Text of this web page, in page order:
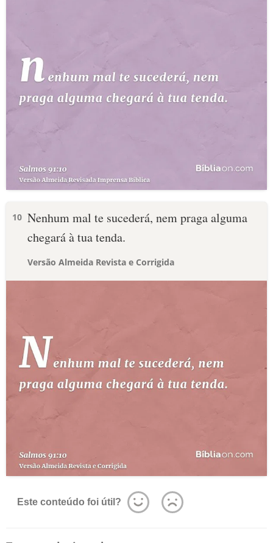
10 Nenhum mal te sucederá, nem praga alguma
chegará à tua tenda.
Versão Almeida Revista e Corrigida
Este conteúdo foi útil?